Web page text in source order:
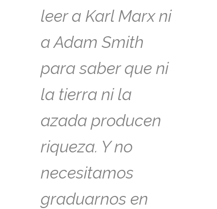
leer a Karl Marx ni
a Adam Smith
para saber que ni
la tierra ni la
azada producen
riqueza. Y no
necesitamos
graduarnos en